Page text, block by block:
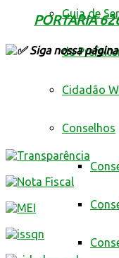
Guia de
da
Cidadão
Conselhos
PORTARIA
Siga nossa